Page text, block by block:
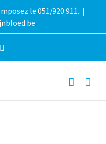
le 051/920 911. |